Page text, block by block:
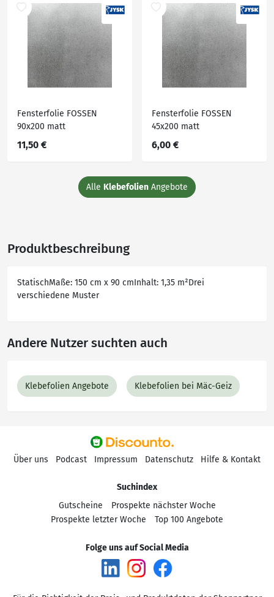
Fensterfolie FOSSEN
90x200 matt
11,50 €
Fensterfolie FOSSEN
45x200 matt
6,00 €
Alle Klebefolien Angebote
Produktbeschreibung
StatischMaße: 150 cm x 90 cmInhalt: 1,35 m²Drei
verschiedene Muster
Andere Nutzer suchten auch
Klebefolien Angebote Klebefolien bei Mäc-Geiz
Über uns Podcast Impressum Datenschutz Hilfe & Kontakt
Suchindex
Gutscheine
Prospekte nächster Woche
Prospekte letzter Woche
Top 100 Angebote
Folge uns auf Social Media